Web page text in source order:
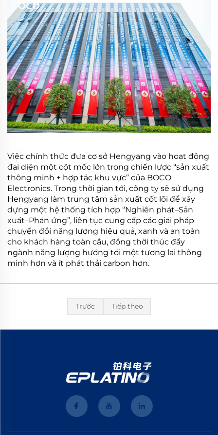
Việc chính thức đưa cơ sở Hengyang vào hoạt động
đại diện một cột mốc lớn trong chiến lược “sản xuất
thông minh + hợp tác khu vực” của BOCO
Electronics. Trong thời gian tới, công ty sẽ sử dụng
Hengyang làm trung tâm sản xuất cốt lõi để xây
dựng một hệ thống tích hợp “Nghiên phát–Sản
xuất–Phản ứng”, liên tục cung cấp các giải pháp
chuyển đổi năng lượng hiệu quả, xanh và an toàn
cho khách hàng toàn cầu, đồng thời thúc đẩy
ngành năng lượng hướng tới một tương lai thông
minh hơn và ít phát thải carbon hơn.
Trước Tiếp theo